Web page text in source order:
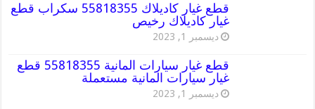
قطع غيار كاديلاك 55818355 سكراب قطع
غيار كاديلاك رخيص
ديسمبر 1, 2023
قطع غيار سيارات المانية 55818355 قطع
غيار سيارات المانية مستعملة
ديسمبر 1, 2023